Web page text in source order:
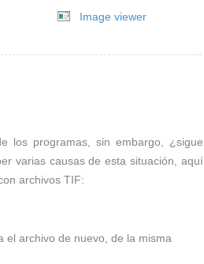
Image viewer
los programas, sin embargo, ¿sigue
varias causas de esta situación, aquí
archivos TIF:
el archivo de nuevo, de la misma